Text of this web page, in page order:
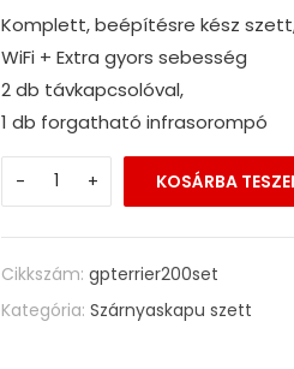
Komplett, beépítésre kész
WiFi + Extra gyors sebesség
2 db távkapcsolóval,
1 db forgatható infrasorompó
- + KOSÁRBA
Cikkszám:gpterrier200set
Kategória:Szárnyaskapu szett